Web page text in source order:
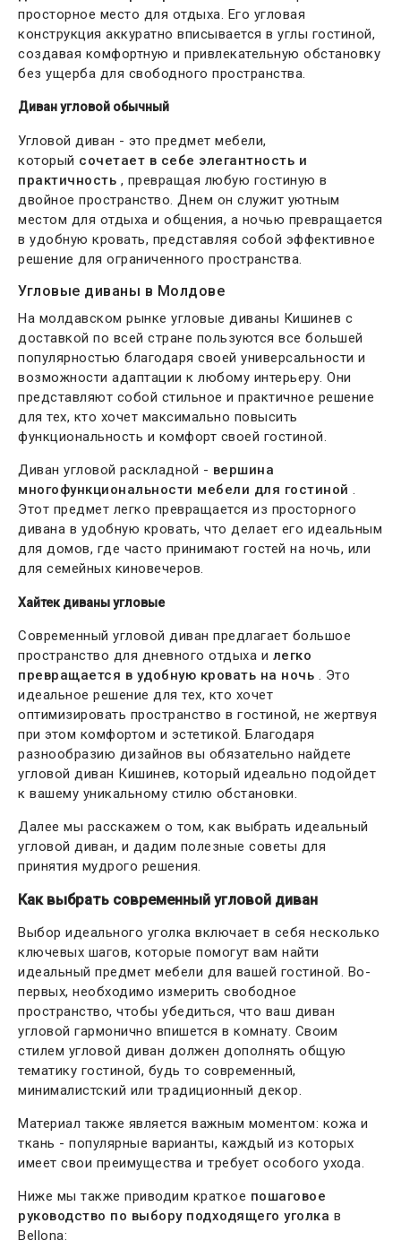
просторное место для отдыха. Его угловая
конструкция аккуратно вписывается в углы гостиной,
создавая комфортную и привлекательную обстановку
без ущерба для свободного пространства.
Диван угловой обычный
Угловой диван - это предмет мебели,
который сочетает в себе элегантность и
практичность , превращая любую гостиную в
двойное пространство. Днем он служит уютным
местом для отдыха и общения, а ночью превращается
в удобную кровать, представляя собой эффективное
решение для ограниченного пространства.
Угловые диваны в Молдове
На молдавском рынке угловые диваны Кишинев с
доставкой по всей стране пользуются все большей
популярностью благодаря своей универсальности и
возможности адаптации к любому интерьеру. Они
представляют собой стильное и практичное решение
для тех, кто хочет максимально повысить
функциональность и комфорт своей гостиной.
Диван угловой раскладной - вершина
многофункциональности мебели для гостиной .
Этот предмет легко превращается из просторного
дивана в удобную кровать, что делает его идеальным
для домов, где часто принимают гостей на ночь, или
для семейных киновечеров.
Хайтек диваны угловые
Современный угловой диван предлагает большое
пространство для дневного отдыха и легко
превращается в удобную кровать на ночь . Это
идеальное решение для тех, кто хочет
оптимизировать пространство в гостиной, не жертвуя
при этом комфортом и эстетикой. Благодаря
разнообразию дизайнов вы обязательно найдете
угловой диван Кишинев, который идеально подойдет
к вашему уникальному стилю обстановки.
Далее мы расскажем о том, как выбрать идеальный
угловой диван, и дадим полезные советы для
принятия мудрого решения.
Как выбрать современный угловой диван
Выбор идеального уголка включает в себя несколько
ключевых шагов, которые помогут вам найти
идеальный предмет мебели для вашей гостиной. Во-
первых, необходимо измерить свободное
пространство, чтобы убедиться, что ваш диван
угловой гармонично впишется в комнату. Своим
стилем угловой диван должен дополнять общую
тематику гостиной, будь то современный,
минималистский или традиционный декор.
Материал также является важным моментом: кожа и
ткань - популярные варианты, каждый из которых
имеет свои преимущества и требует особого ухода.
Ниже мы также приводим краткое пошаговое
руководство по выбору подходящего уголка в
Bellona: